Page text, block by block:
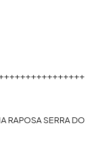
RAPOSA SERRA DO